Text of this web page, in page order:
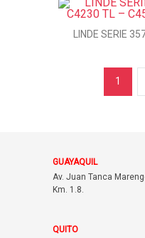
LINDE SERIE
1
GUAYAQUIL
Av. Juan Tanca
Km. 1.8.
QUITO